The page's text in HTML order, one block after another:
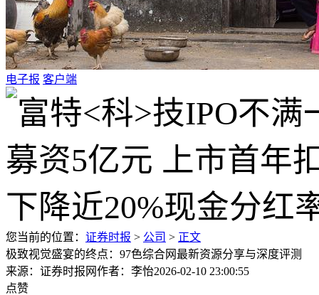
电子报 客户端
您当前的位置： 证券时报 > 公司 > 正文
极致视觉盛宴的终点：97色综合网最新资源分享与深度评测
来源：证券时报网作者：李怡2026-02-10 23:00:55
点赞